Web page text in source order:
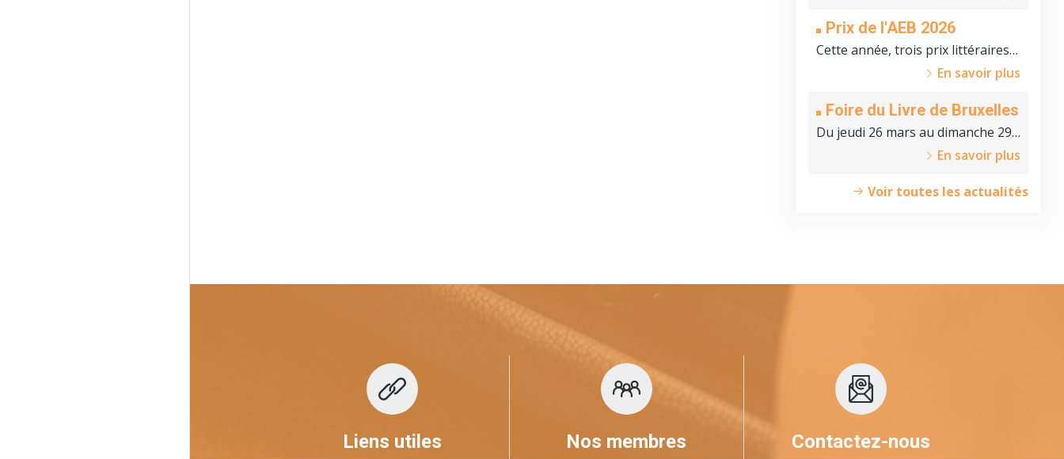
Prix de l'AEB 2026
Cette année, trois prix littéraires
seront remis par l'AEB.En savoir plus
Foire du Livre de Bruxelles
Du jeudi 26 mars au dimanche 29
En savoir plus
Voir toutes les actualités
Liens utiles Nos membres Contactez-nous